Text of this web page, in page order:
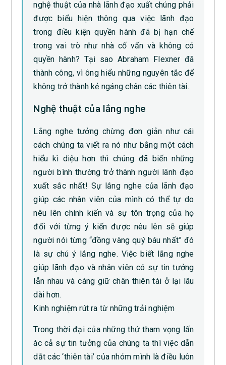
nghệ thuật của nhà lãnh đạo xuất chúng phải
được biểu hiện thông qua việc lãnh đạo
trong điều kiện quyền hành đã bị hạn chế
trong vai trò như nhà cố vấn và không có
quyền hành? Tại sao Abraham Flexner đã
thành công, vì ông hiểu những nguyên tắc để
không trở thành kẻ ngáng chân các thiên tài.
Nghệ thuật của lắng nghe
Lắng nghe tưởng chừng đơn giản như cái
cách chúng ta viết ra nó như bằng một cách
hiểu kì diệu hơn thì chúng đã biến những
người bình thường trở thành người lãnh đạo
xuất sắc nhất! Sự lắng nghe của lãnh đạo
giúp các nhân viên của mình có thể tự do
nêu lên chính kiến và sự tôn trọng của họ
đối với từng ý kiến được nêu lên sẽ giúp
người nói từng “đồng vàng quý báu nhất” đó
là sự chú ý lắng nghe. Việc biết lắng nghe
giúp lãnh đạo và nhân viên có sự tin tưởng
lẫn nhau và càng giữ chân thiên tài ở lại lâu
dài hơn.
Kinh nghiệm rút ra từ những trải nghiệm
Trong thời đại của những thứ tham vọng lấn
ác cả sự tin tưởng của chúng ta thì việc dẫn
dắt các ‘thiên tài’ của nhóm mình là điều luôn